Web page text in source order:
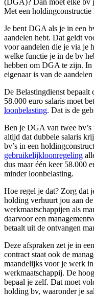
(DGA)? Dan moet elke bv
Met een
Je bent DGA als je in een
aandelen hebt. Dat geldt
voor aandelen die je via je
welke functie je in de bv
hebben om DGA te zijn. In
eigenaar is van de
De Belastingdienst
58.000 euro salaris moet
loonbelasting. Dat is de
Ben je DGA van twee
altijd dat dubbele salaris
bv’s in een
gebruikelijkloonregeling
dus maar één keer 58.000
minder loonbelasting.
Hoe regel je dat? Zorg dat
holding verhuurt jou aan
werkmaatschappijen als
daarvoor een
betaalt uit de ontvangen
Deze afspraken zet je in
contract staat ook de
maandelijks voor je werk
werkmaatschappij. De
bepaal je zelf. Dat moet
holding bv, waaronder je